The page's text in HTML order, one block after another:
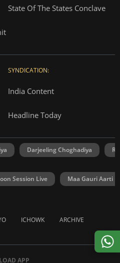
State Of The States Conclave
SYNDICATION:
India Content
Headline Today
Darjeeling Choghadiya
Session Live Maa Gauri Aarti
ICHOWK ARCHIVE
APP